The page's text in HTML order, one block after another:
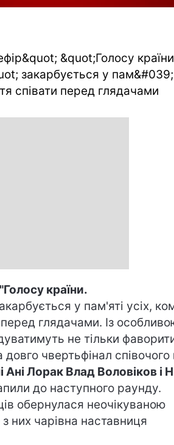
&quot;Голосу
закарбується у
співати перед глядачами
"Голосу країни.
у пам'яті усіх,
глядачами. Із
не тільки
довго чвертьфінал
Ані Лорак Влад Воловіков і
до наступного раунду.
обернулася неочікуваною
них чарівна наставниця